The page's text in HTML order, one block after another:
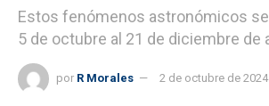
Estos fenómenos astronómicos
5 de octubre al 21 de diciembre de
por R Morales 2 de octubre de 2024